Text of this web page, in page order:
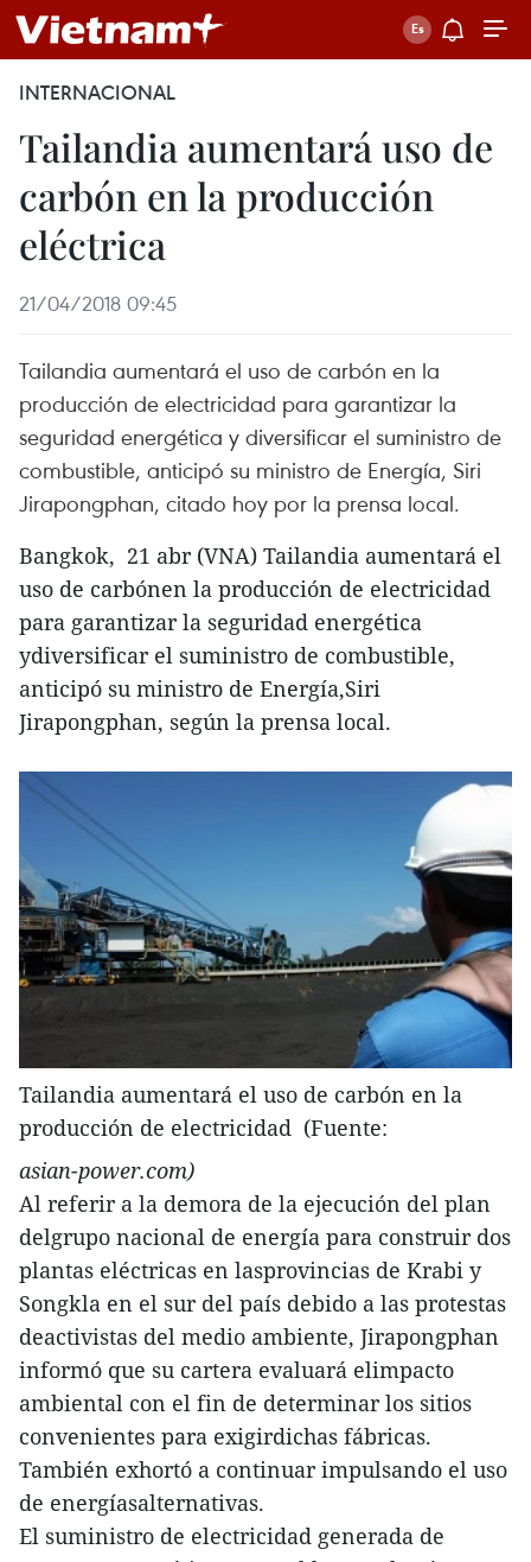
INTERNACIONAL
Tailandia aumentará uso de
carbón en la producción
eléctrica
21/04/2018 09:45
Tailandia aumentará el uso de carbón en la
producción de electricidad para garantizar la
seguridad energética y diversificar el suministro de
combustible, anticipó su ministro de Energía, Siri
Jirapongphan, citado hoy por la prensa local.
Bangkok, 21 abr (VNA) Tailandia aumentará el
uso de carbónen la producción de electricidad
para garantizar la seguridad energética
ydiversificar el suministro de combustible,
anticipó su ministro de Energía,Siri
Jirapongphan, según la prensa local.
Tailandia aumentará el uso de carbón en la
producción de electricidad (Fuente:
asian-power.com)
Al referir a la demora de la ejecución del plan
delgrupo nacional de energía para construir dos
plantas eléctricas en lasprovincias de Krabi y
Songkla en el sur del país debido a las protestas
deactivistas del medio ambiente, Jirapongphan
informó que su cartera evaluará elimpacto
ambiental con el fin de determinar los sitios
convenientes para exigirdichas fábricas.
También exhortó a continuar impulsando el uso
de energíasalternativas.
El suministro de electricidad generada de